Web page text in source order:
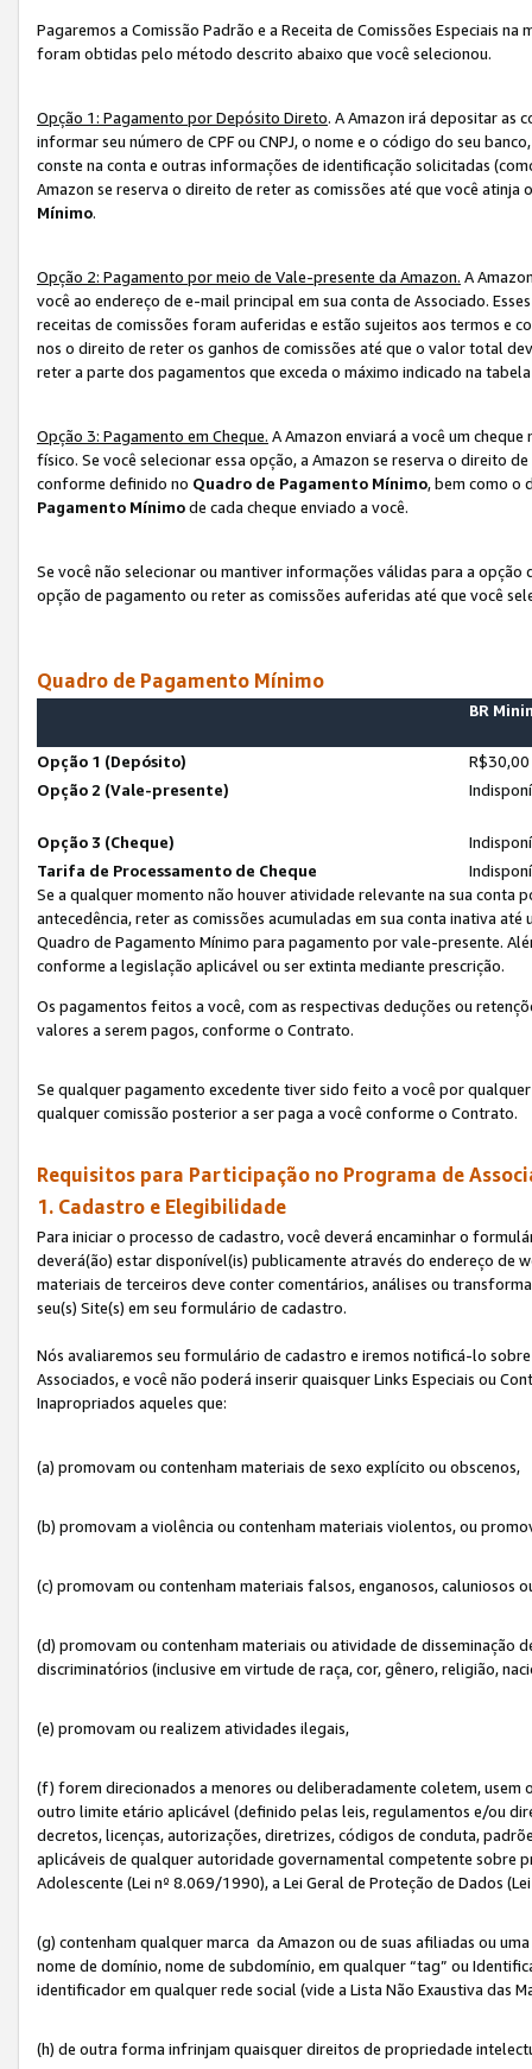
Pagaremos a Comissão Padrão e a Receita de Comissões Especiais
foram obtidas pelo método descrito abaixo que você selecionou.
Opção 1: Pagamento por Depósito Direto. A Amazon irá depositar as
informar seu número de CPF ou CNPJ, o nome e o código do seu
conste na conta e outras informações de identificação solicitadas
Amazon se reserva o direito de reter as comissões até que você
Mínimo.
Opção 2: Pagamento por meio de Vale-presente da Amazon. A
você ao endereço de e-mail principal em sua conta de Associado.
receitas de comissões foram auferidas e estão sujeitos aos termos e
nos o direito de reter os ganhos de comissões até que o valor total
reter a parte dos pagamentos que exceda o máximo indicado na
Opção 3: Pagamento em Cheque. A Amazon enviará a você um
físico. Se você selecionar essa opção, a Amazon se reserva o direito
conforme definido no Quadro de Pagamento Mínimo, bem como o
Pagamento Mínimode cada cheque enviado a você.
Se você não selecionar ou mantiver informações válidas para a
opção de pagamento ou reter as comissões auferidas até que você
Quadro de Pagamento Mínimo
BR
Opção 1 (Depósito)
R$30,00
Opção 2 (Vale-presente)
Opção 3 (Cheque)
Tarifa de Processamento de Cheque
Se a qualquer momento não houver atividade relevante na sua conta
antecedência, reter as comissões acumuladas em sua conta inativa
Quadro de Pagamento Mínimo para pagamento por vale-presente.
conforme a legislação aplicável ou ser extinta mediante prescrição.
Os pagamentos feitos a você, com as respectivas deduções ou
valores a serem pagos, conforme o Contrato.
Se qualquer pagamento excedente tiver sido feito a você por
qualquer comissão posterior a ser paga a você conforme o Contrato.
Requisitos para Participação no Programa de
1. Cadastro e Elegibilidade
Para iniciar o processo de cadastro, você deverá encaminhar o
deverá(ão) estar disponível(is) publicamente através do endereço
materiais de terceiros deve conter comentários, análises ou
seu(s) Site(s) em seu formulário de cadastro.
Nós avaliaremos seu formulário de cadastro e iremos notificá-lo
Associados, e você não poderá inserir quaisquer Links Especiais ou
Inapropriados aqueles que:
(a) promovam ou contenham materiais de sexo explícito ou obscenos,
(b) promovam a violência ou contenham materiais violentos, ou
(c) promovam ou contenham materiais falsos, enganosos, caluniosos
(d) promovam ou contenham materiais ou atividade de disseminação
discriminatórios (inclusive em virtude de raça, cor, gênero, religião,
(e) promovam ou realizem atividades ilegais,
(f) forem direcionados a menores ou deliberadamente coletem, usem
outro limite etário aplicável (definido pelas leis, regulamentos e/ou
decretos, licenças, autorizações, diretrizes, códigos de conduta,
aplicáveis de qualquer autoridade governamental competente sobre
Adolescente (Lei nº 8.069/1990), a Lei Geral de Proteção de Dados
(g) contenham qualquer marca da Amazon ou de suas afiliadas ou
nome de domínio, nome de subdomínio, em qualquer “tag” ou
identificador em qualquer rede social (vide a Lista Não Exaustiva das
(h) de outra forma infrinjam quaisquer direitos de propriedade